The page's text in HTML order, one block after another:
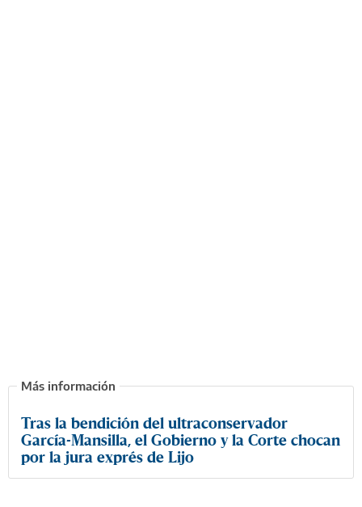
Tras la bendición del ultraconservador
García-Mansilla, el Gobierno y la Corte chocan
por la jura exprés de Lijo